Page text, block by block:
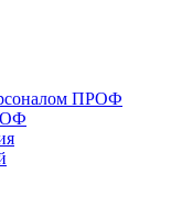
ПРОФ